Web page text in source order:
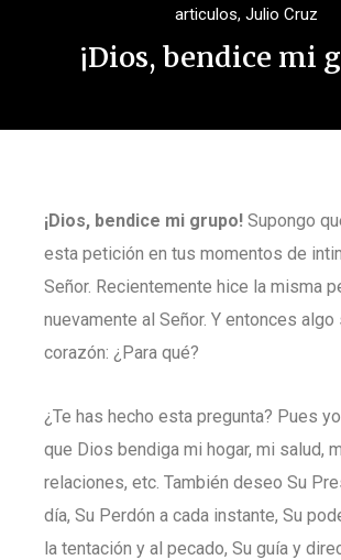
articulos, Julio Cruz
¡Dios, bendice mi
¡Dios, bendice mi grupo! Supongo
esta petición en tus momentos de
Señor. Recientemente hice la misma
nuevamente al Señor. Y entonces algo
corazón: ¿Para qué?
¿Te has hecho esta pregunta? Pues
que Dios bendiga mi hogar, mi salud,
relaciones, etc. También deseo Su
día, Su Perdón a cada instante, Su
la tentación y al pecado, Su guía y